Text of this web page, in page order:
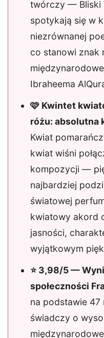
twórczy — Bliski
spotykają się w
niezrównanej
co stanowi znak
Ibraheema
🩷 Kwintet
różu: absolutna
Kwiat
kwiat wiśni
kompozycji —
najbardziej
światowej
kwiatowy akord
jasności,
wyjątkowym
⭐ 3,98/5 —
społeczności
na podstawie 47
świadczy o